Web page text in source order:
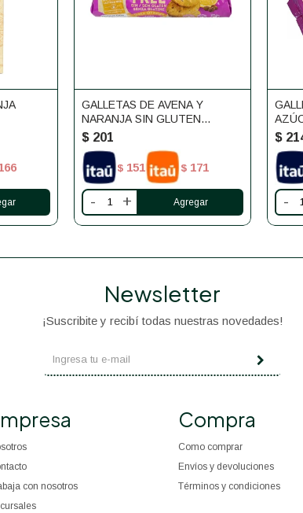
GALLETAS DE AVENA Y
NARANJA SIN GLUTEN
GULLÓN 180G
$ 201
$ 151 $ 171
- +
$
-
con nosotros
Compra
Como comprar
Envíos y devoluciones
Términos y condiciones
Newsletter
¡Suscribite y recibí todas nuestras novedades!